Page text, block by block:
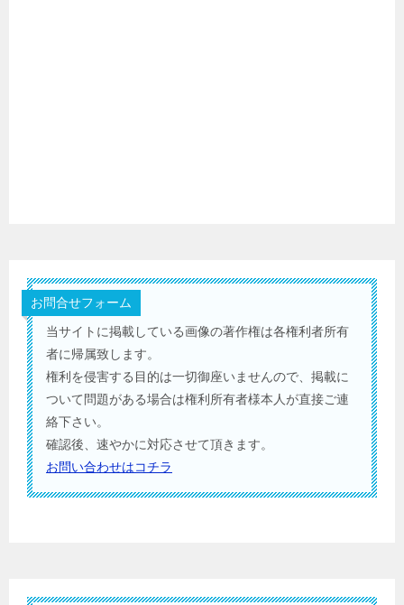
お問合せフォーム
当サイトに掲載している画像の著作権は各権利者所有
者に帰属致します。
権利を侵害する目的は一切御座いませんので、掲載に
ついて問題がある場合は権利所有者様本人が直接ご連
絡下さい。
確認後、速やかに対応させて頂きます。
お問い合わせはコチラ